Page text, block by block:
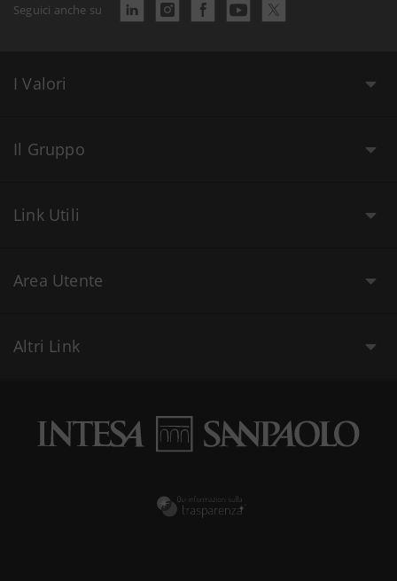
Seguici anche su
I Valori
Il Gruppo
Link Utili
Area Utente
Altri Link